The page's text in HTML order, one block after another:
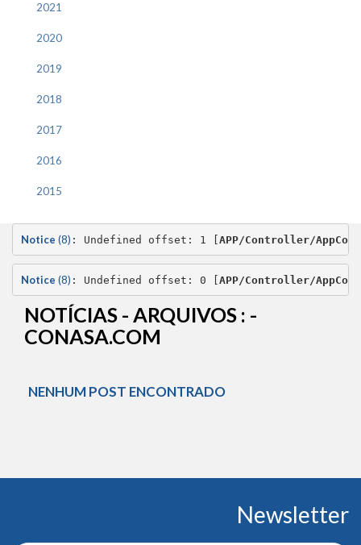
2021
2020
2019
2018
2017
2016
2015
Notice (8) : Undefined offset: 1 [ APP/Controller/
Notice (8) : Undefined offset: 0 [ APP/Controller/
NOTÍCIAS - ARQUIVOS : -
CONASA.COM
NENHUM POST ENCONTRADO
Newsletter